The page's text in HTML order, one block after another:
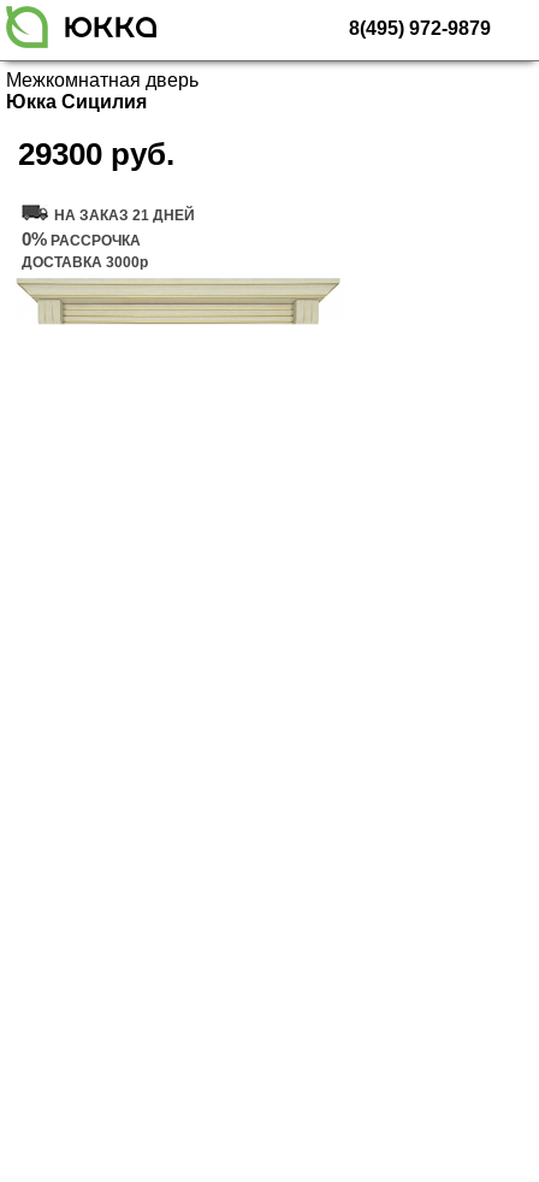
8(495) 972-9879
Межкомнатная дверь
Юкка Сицилия
29300 руб.
НА ЗАКАЗ 21 ДНЕЙ
0% РАССРОЧКА
ДОСТАВКА 3000р